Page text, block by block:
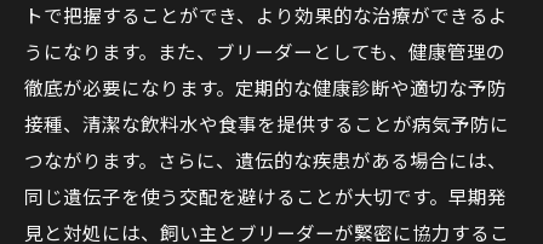
トで把握することができ、より効果的な治療ができるよ
うになります。また、ブリーダーとしても、健康管理の
徹底が必要になります。定期的な健康診断や適切な予防
接種、清潔な飲料水や食事を提供することが病気予防に
つながります。さらに、遺伝的な疾患がある場合には、
同じ遺伝子を使う交配を避けることが大切です。早期発
見と対処には、飼い主とブリーダーが緊密に協力するこ